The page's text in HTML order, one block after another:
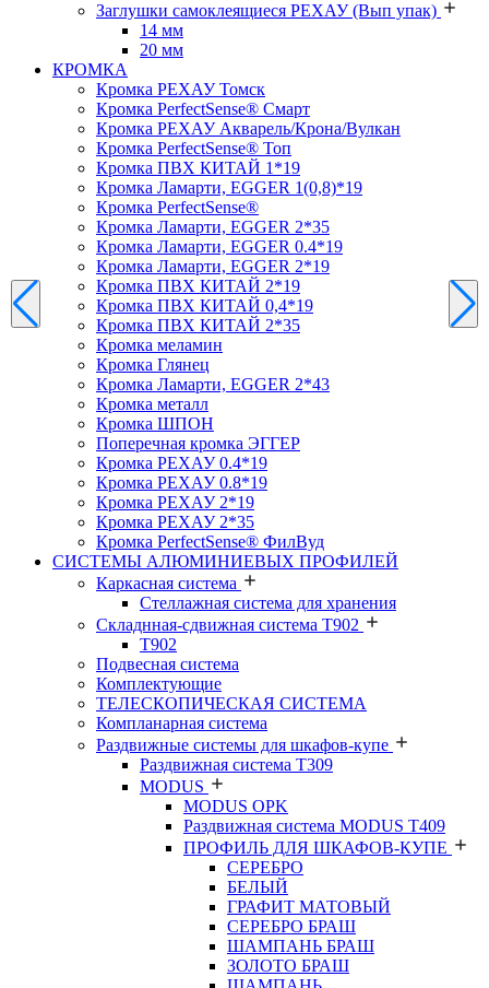
Заглушки самоклеящиеся РЕХАУ (Вып упак)
14 мм
20 мм
КРОМКА
Кромка PЕХАУ Томск
Кромка PerfectSense® Смарт
Кромка PЕХАУ Акварель/Крона/Вулкан
Кромка PerfectSense® Топ
Кромка ПВХ КИТАЙ 1*19
Кромка Ламарти, EGGER 1(0,8)*19
Кромка PerfectSense®
Кромка Ламарти, EGGER 2*35
Кромка Ламарти, EGGER 0.4*19
Кромка Ламарти, EGGER 2*19
Кромка ПВХ КИТАЙ 2*19
Кромка ПВХ КИТАЙ 0,4*19
Кромка ПВХ КИТАЙ 2*35
Кромка меламин
Кромка Глянец
Кромка Ламарти, EGGER 2*43
Кромка металл
Кромка ШПОН
Поперечная кромка ЭГГЕР
Кромка PЕХАУ 0.4*19
Кромка PЕХАУ 0.8*19
Кромка PЕХАУ 2*19
Кромка PЕХАУ 2*35
Кромка PerfectSense® ФилВуд
СИСТЕМЫ АЛЮМИНИЕВЫХ ПРОФИЛЕЙ
Каркасная система
Стеллажная система для хранения
Складнная-сдвижная система Т902
T902
Подвесная система
Комплектующие
ТЕЛЕСКОПИЧЕСКАЯ СИСТЕМА
Компланарная система
Раздвижные системы для шкафов-купе
Раздвижная система Т309
MODUS
MODUS OPK
Раздвижная система MODUS T409
ПРОФИЛЬ ДЛЯ ШКАФОВ-КУПЕ
СЕРЕБРО
БЕЛЫЙ
ГРАФИТ МАТОВЫЙ
СЕРЕБРО БРАШ
ШАМПАНЬ БРАШ
ЗОЛОТО БРАШ